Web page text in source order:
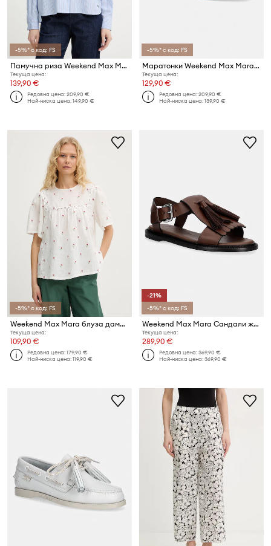
-5%* с код: FS
Памучна риза Weekend Max Mara AUREO
Текуща цена:
139,90 €
Редовна цена:209,90 €
Най-ниска цена:149,90 €
-5%* с код: FS
Маратонки Weekend Max Mara Wkararo
Текуща цена:
129,90 €
Редовна цена:209,90 €
Най-ниска цена:139,90 €
-5%* с код: FS
Weekend Max Mara блуза дамска от лен BACINO
Текуща цена:
109,90 €
Редовна цена:179,90 €
Най-ниска цена:119,90 €
-21%
-5%* с код: FS
Weekend Max Mara Сандали женски кожени Wkaarte
Текуща цена:
289,90 €
Редовна цена:369,90 €
Най-ниска цена:369,90 €